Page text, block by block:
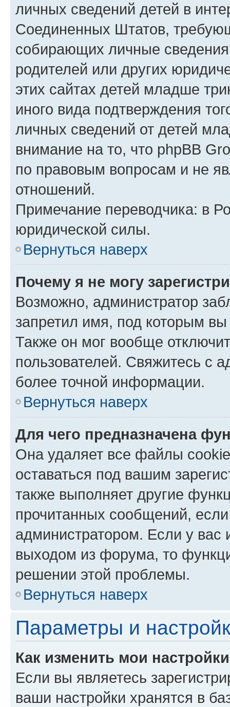
личных сведений детей в
Соединенных Штатов,
собирающих личные
родителей или других
этих сайтах детей младше
иного вида подтверждения
личных сведений от детей
внимание на то, что phpBB
по правовым вопросам и не
отношений.
Примечание переводчика: в
юридической силы.
Вернуться наверх
Почему я не могу
Возможно, администратор
запретил имя, под которым вы
Также он мог вообще
пользователей. Свяжитесь с
более точной информации.
Вернуться наверх
Для чего предназначена
Она удаляет все файлы
оставаться под вашим
также выполняет другие
прочитанных сообщений,
администратором. Если у
выходом из форума, то
решении этой проблемы.
Вернуться наверх
Параметры и
Как изменить мои
Если вы являетесь
ваши настройки хранятся в